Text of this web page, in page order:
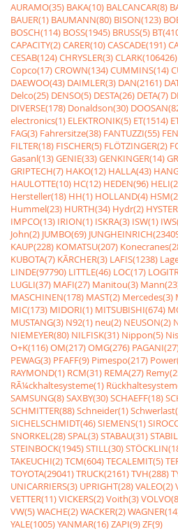
AURAMO(35) BAKA(10) BALCANCAR(8)
BAUER(1) BAUMANN(80) BISON(123)
BOSCH(114) BOSS(1945) BRUSS(5)
CAPACITY(2)CARER(10)CASCADE(191)
CESAB(124)CHRYSLER(3)CLARK(106426)
Copco(17)CROWN(134)CUMMINS(14)
DAEWOO(43) DAIMLER(3) DAN(2161)
Delco(25) DENSO(5) DESTA(26) DETA(7)
DIVERSE(178) Donaldson(30)
electronics(1) ELEKTRONIK(5) ET(1514)
FAG(3) Fahrersitze(38) FANTUZZI(55)
FILTER(18) FISCHER(5) FLÖTZINGER(2)
Gasanl(13)GENIE(33)GENKINGER(14)
GRIPTECH(7) HAKO(12) HALLA(43)
HAULOTTE(10) HC(12) HEDEN(96)
Hersteller(18) HH(1) HOLLAND(4)
Hummel(23) HURTH(34) Hydr(2)
IMPCO(13) IRION(1) ISKRA(3) ISW(1)
John(2) JUMBO(69)
KAUP(228) KOMATSU(207)
KUBOTA(7) KÃRCHER(3) LAFIS(1238)
LINDE(97790) LITTLE(46) LOC(17)
LUGLI(37) MAFI(27) Manitou(3)
MASCHINEN(178) MAST(2) Mercedes(3)
MIC(173) MIDORI(1) MITSUBISHI(674)
MUSTANG(3) N92(1) neu(2) NEUSON(2)
NIEMEYER(80) NILFISK(31) Nippon(5)
O+K(116)OM(217)OMG(276)
PEWAG(3) PFAFF(9) Pimespo(217)
RAYMOND(1) RCM(31) REMA(27)
RÃ¼ckhaltesysteme(1)
SAMSUNG(8)SAXBY(30)SCHAEFF(18)
SCHMITTER(88)Schneider(1)
SICHELSCHMIDT(46)SIEMENS(1)
SNORKEL(28)SPAL(3)STABAU(31)
STEINBOCK(1945)STILL(30)
TAKEUCHI(2)TCM(604)TECALEMIT(5)
TOYOTA(29041)TRUCK(2161)TVH(288)
UNICARRIERS(3) UPRIGHT(28)VALEO(2)
VETTER(11)VICKERS(2)Voith(3)
VW(5)WACHE(2)WACKER(2)
YALE(1005)YANMAR(16)ZAPI(9)ZF(9)